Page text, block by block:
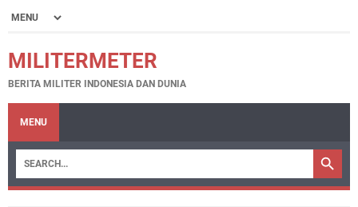
MILITERMETER
BERITA MILITER INDONESIA DAN DUNIA
MENU